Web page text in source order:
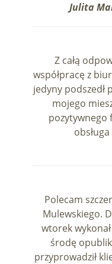
Julita
Z całą
współpracę z
jedyny podszedł
mojego
pozytywnego
Polecam
Mulewskiego.
wtorek
środę
przyprowadził